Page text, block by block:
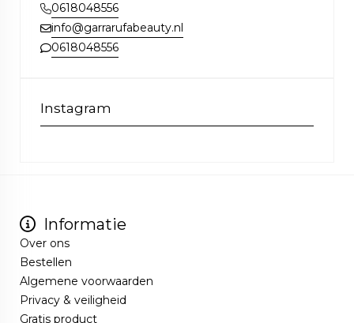
0618048556
info@garrarufabeauty.nl
0618048556
Instagram
Informatie
Over ons
Bestellen
Algemene voorwaarden
Privacy & veiligheid
Gratis product